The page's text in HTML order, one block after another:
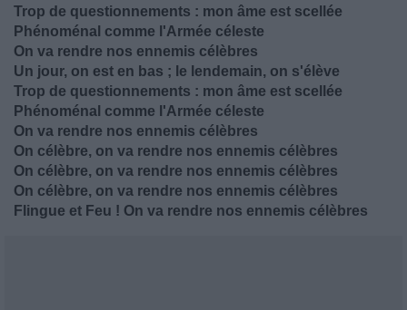
Trop de questionnements : mon âme est scellée
Phénoménal comme l'Armée céleste
On va rendre nos ennemis célèbres
Un jour, on est en bas ; le lendemain, on s'élève
Trop de questionnements : mon âme est scellée
Phénoménal comme l'Armée céleste
On va rendre nos ennemis célèbres
On célèbre, on va rendre nos ennemis célèbres
On célèbre, on va rendre nos ennemis célèbres
On célèbre, on va rendre nos ennemis célèbres
Flingue et Feu ! On va rendre nos ennemis célèbres